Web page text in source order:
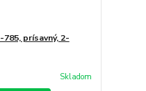
prísavný, 2-
Skladom